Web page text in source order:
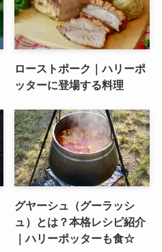
ローストポーク｜ハリーポ
ッターに登場する料理
グヤーシュ（グーラッシ
ュ）とは？本格レシピ紹介
｜ハリーポッターも食☆